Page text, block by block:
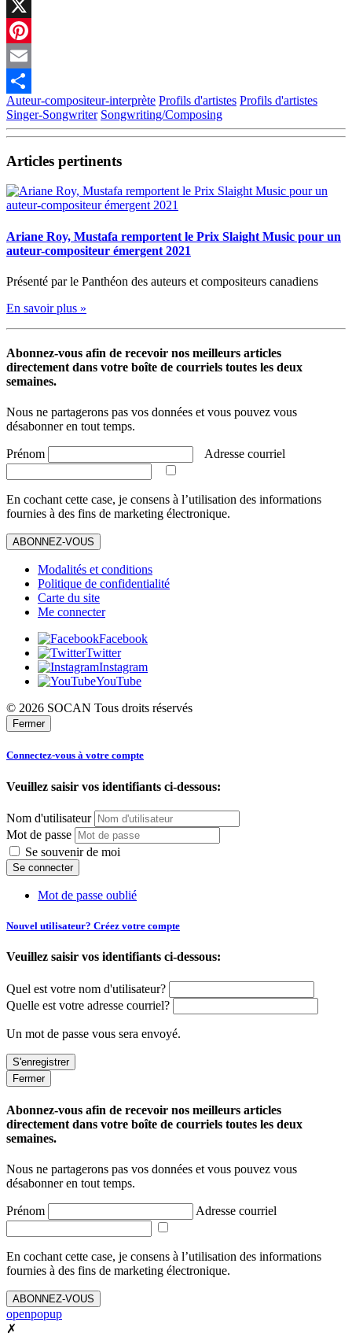
Facebook
X
Pinterest
Email
Partager
Auteur-compositeur-interprète Profils d'artistes Profils d'artistes
Singer-Songwriter Songwriting/Composing
Articles pertinents
Ariane Roy, Mustafa remportent le Prix Slaight Music pour un
auteur-compositeur émergent 2021
Présenté par le Panthéon des auteurs et compositeurs canadiens
En savoir plus »
Abonnez-vous afin de recevoir nos meilleurs articles
directement dans votre boîte de courriels toutes les deux
semaines.
Nous ne partagerons pas vos données et vous pouvez vous
désabonner en tout temps.
Prénom Adresse courriel
En cochant cette case, je consens à l’utilisation des informations
fournies à des fins de marketing électronique.
ABONNEZ-VOUS
Modalités et conditions
Politique de confidentialité
Carte du site
Me connecter
Facebook
Twitter
Instagram
YouTube
© 2026 SOCAN Tous droits réservés
Fermer
Connectez-vous à votre compte
Veuillez saisir vos identifiants ci-dessous:
Nom d'utilisateur
Mot de passe
Se souvenir de moi
Mot de passe oublié
Nouvel utilisateur? Créez votre compte
Veuillez saisir vos identifiants ci-dessous:
Quel est votre nom d'utilisateur?
Quelle est votre adresse courriel?
Un mot de passe vous sera envoyé.
Fermer
Abonnez-vous afin de recevoir nos meilleurs articles
directement dans votre boîte de courriels toutes les deux
semaines.
Nous ne partagerons pas vos données et vous pouvez vous
désabonner en tout temps.
Prénom Adresse courriel
En cochant cette case, je consens à l’utilisation des informations
fournies à des fins de marketing électronique.
ABONNEZ-VOUS
openpopup
✗